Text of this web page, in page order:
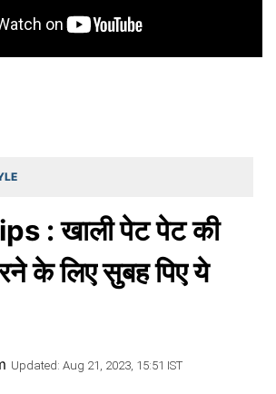
: खाली पेट पेट की
के लिए सुबह पिए ये
Updated: Aug 21, 2023, 15:51 IST